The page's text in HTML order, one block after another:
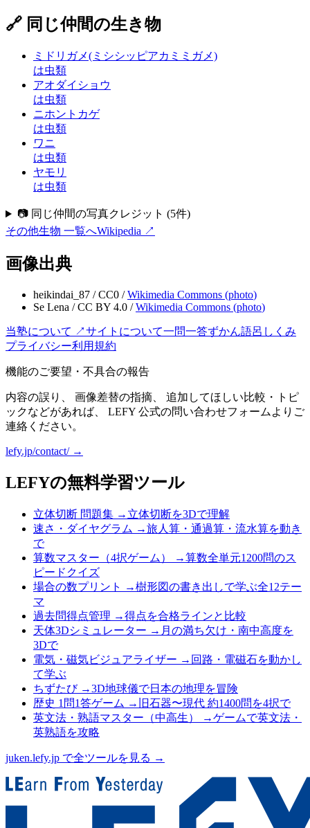
🔗 同じ仲間の生き物
ミドリガメ(ミシシッピアカミミガメ)
は虫類
アオダイショウ
は虫類
ニホントカゲ
は虫類
ワニ
は虫類
ヤモリ
は虫類
📷 同じ仲間の写真クレジット (5件)
その他生物 一覧へWikipedia ↗
画像出典
heikindai_87 /CC0 / Wikimedia Commons (photo)
Se Lena /CC BY 4.0 / Wikimedia Commons (photo)
当塾について ↗サイトについて一問一答ずかん語呂 しくみ
プライバシー利用規約
機能のご要望・不具合の報告
内容の誤り、 画像差替の指摘、 追加してほしい比較・トピ
ックなどがあれば、 LEFY 公式の問い合わせフォームよりご
連絡ください。
lefy.jp/contact/ →
LEFYの無料学習ツール
立体切断 問題集 → 立体切断を3Dで理解
速さ・ダイヤグラム →旅人算・通過算・流水算を動き
で
算数マスター（4択ゲーム）
→算数全単元1200問のス
ピードクイズ
場合の数プリント
→樹形図の書き出しで学ぶ全12テー
マ
過去問得点管理 →得点を合格ラインと比較
天体3Dシミュレーター → 月の満ち欠け・南中高度を
3Dで
電気・磁気ビジュアライザー → 回路・電磁石を動かし
て学ぶ
ちずたび→3D地球儀で日本の地理を冒険
歴史 1問1答ゲーム → 旧石器〜現代 約1400問を4択で
英文法・熟語マスター（中高生）
→ゲームで英文法・
英熟語を攻略
juken.lefy.jp で全ツールを見る →